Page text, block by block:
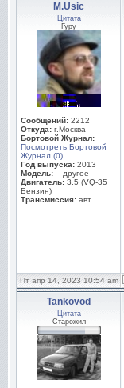
M.Usic
Цитата
Гуру
Сообщений: 2212
Откуда: г.Москва
Бортовой Журнал:
Посмотреть Бортовой
Журнал (0)
Год выпуска: 2013
Модель: ---другое---
Двигатель: 3.5 (VQ-35
Бензин)
Трансмиссия: авт.
Пт апр 14, 2023 10:54 am
Tankovod
Цитата
Старожил